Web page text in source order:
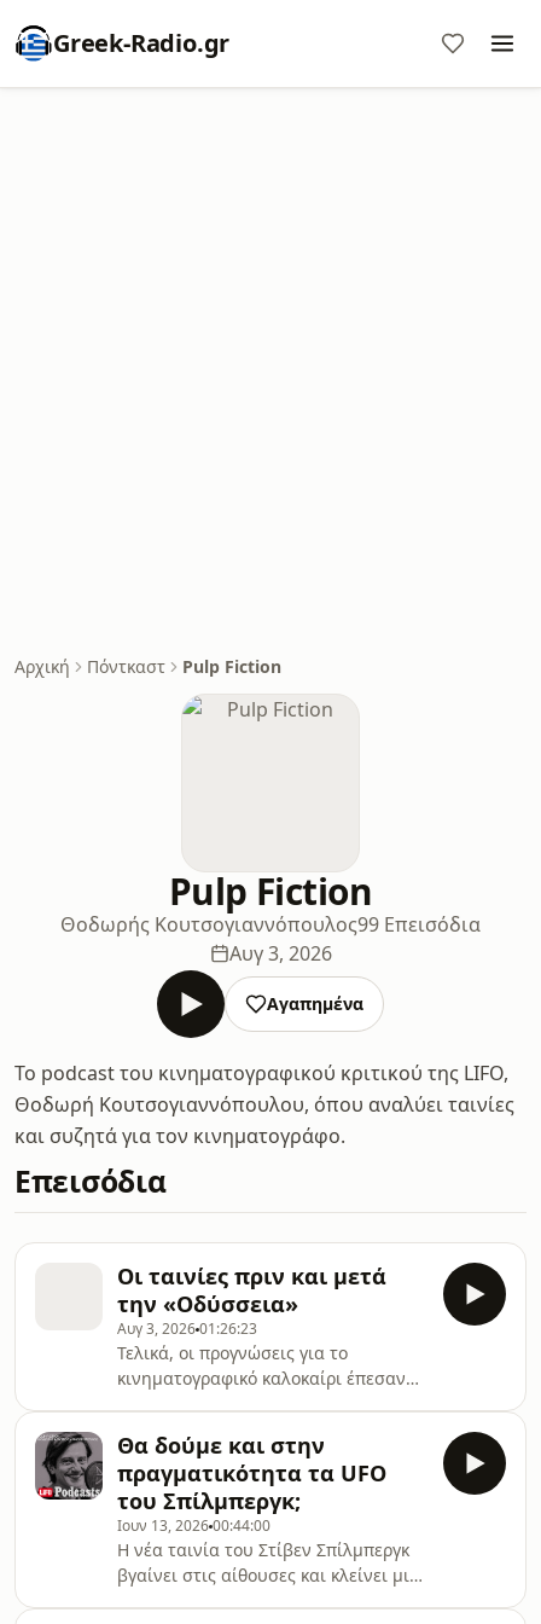
Greek-Radio.gr
Αρχική Πόντκαστ Pulp Fiction
Pulp Fiction
Θοδωρής Κουτσογιαννόπουλος99 Επεισόδια
Αυγ 3, 2026
Αγαπημένα
Το podcast του κινηματογραφικού κριτικού της LIFO,
Θοδωρή Κουτσογιαννόπουλου, όπου αναλύει ταινίες
και συζητά για τον κινηματογράφο.
Επεισόδια
Οι ταινίες πριν και μετά
την «Οδύσσεια»
Αυγ 3, 202601:26:23
Τελικά, οι προγνώσεις για το
κινηματογραφικό καλοκαίρι έπεσαν
και πλέον μονοπωλεί τις αίθουσες και
το ενδιαφέρον. Ήδη, ωστόσο, η
«Εμμονή» μάζεψε την Gen Z και όχι
μόνο σε viral ραντεβού στις αίθουσες,
παντρεύοντας το horror με το
αίσθημα. Άρεσε; Νομίζω ναι, αν και
είναι από εκείνες τις ταινίες που
Θα δούμε και στην
πραγματικότητα τα UFO
του Σπίλμπεργκ;
Ιουν 13, 202600:44:00
Η νέα ταινία του Στίβεν Σπίλμπεργκ
βγαίνει στις αίθουσες και κλείνει μια